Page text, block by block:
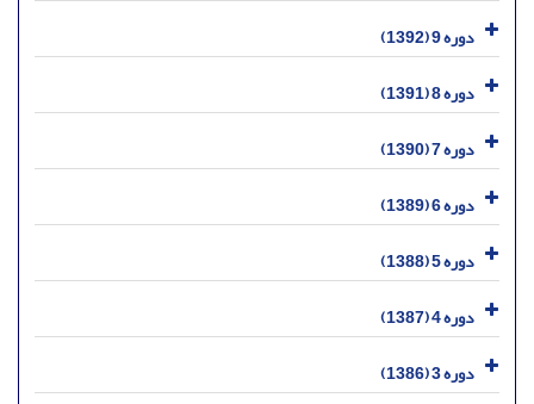
دوره 9 (1392)
دوره 8 (1391)
دوره 7 (1390)
دوره 6 (1389)
دوره 5 (1388)
دوره 4 (1387)
دوره 3 (1386)